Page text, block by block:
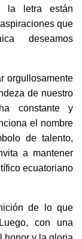
la letra están
que
deseamos
orgullosamente
de nuestro
constante y
el nombre
de talento,
a mantener
ecuatoriano
de lo que
con una